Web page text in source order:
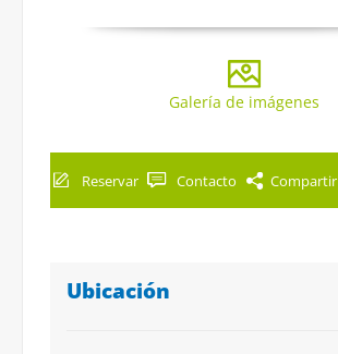
Galería de imágenes
Reservar Contacto Compartir
Ubicación